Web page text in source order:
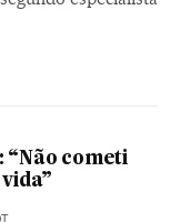
“Não cometi